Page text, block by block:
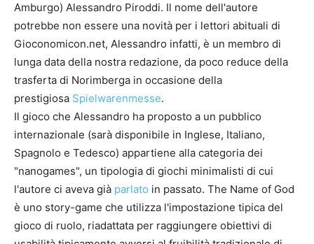
Amburgo) Alessandro Piroddi. Il nome dell'autore
potrebbe non essere una novità per i lettori abituali di
Gioconomicon.net, Alessandro infatti, è un membro di
lunga data della nostra redazione, da poco reduce della
trasferta di Norimberga in occasione della
prestigiosa Spielwarenmesse.
Il gioco che Alessandro ha proposto a un pubblico
internazionale (sarà disponibile in Inglese, Italiano,
Spagnolo e Tedesco) appartiene alla categoria dei
"nanogames", un tipologia di giochi minimalisti di cui
l'autore ci aveva già parlato in passato. The Name of God
è uno story-game che utilizza l'impostazione tipica del
gioco di ruolo, riadattata per raggiungere obiettivi di